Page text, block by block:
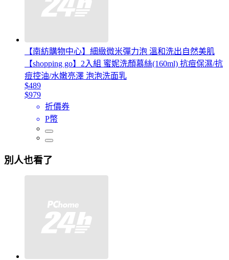
【南紡購物中心】細緻微米彈力泡 溫和洗出自然美肌
【shopping go】2入組 蜜妮洗顏慕絲(160ml) 抗痘保濕/抗
痘控油/水嫩亮澤 泡泡洗面乳
$489
$979
折價券
P幣
別人也看了